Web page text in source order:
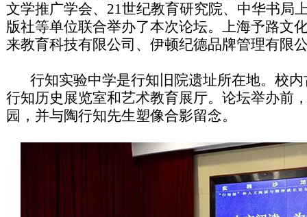
文学推广学会、21世纪教育研究院、中华书局
版社等单位联合举办了本次论坛。上海予路文
来教育科技有限公司、伊顿纪德品牌管理有限
行知实验中学是行知旧院遗址所在地。校内
行知历史展览室和艺术教育展厅。论坛举办前
园，并与陶行知先生塑像合影留念。